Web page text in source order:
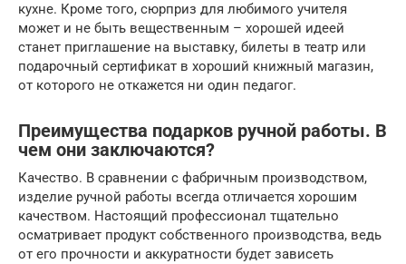
кухне. Кроме того, сюрприз для любимого учителя
может и не быть вещественным – хорошей идеей
станет приглашение на выставку, билеты в театр или
подарочный сертификат в хороший книжный магазин,
от которого не откажется ни один педагог.
Преимущества подарков ручной работы. В
чем они заключаются?
Качество. В сравнении с фабричным производством,
изделие ручной работы всегда отличается хорошим
качеством. Настоящий профессионал тщательно
осматривает продукт собственного производства, ведь
от его прочности и аккуратности будет зависеть